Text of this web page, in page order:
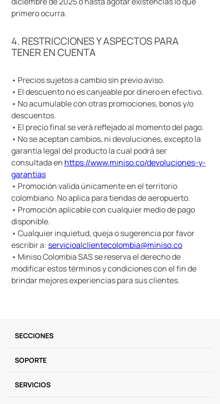
primero ocurra.
4. RESTRICCIONES Y ASPECTOS PARA
TENER EN CUENTA
• Precios sujetos a cambio sin previo aviso.
• El descuento no es canjeable por dinero en efectivo.
• No acumulable con otras promociones, bonos y/o
descuentos.
• El precio final se verá reflejado al momento del pago.
• No se aceptan cambios, ni devoluciones, excepto la
garantía legal del producto la cual podrá ser
consultada en https://www.miniso.co/devoluciones-y-
garantias
• Promoción valida únicamente en el territorio
colombiano. No aplica para tiendas de aeropuerto.
• Promoción aplicable con cualquier medio de pago
disponible.
• Cualquier inquietud, queja o sugerencia por favor
escribir a: servicioalclientecolombia@miniso.co
• Miniso Colombia SAS se reserva el derecho de
modificar estos términos y condiciones con el fin de
brindar mejores experiencias para sus clientes.
SECCIONES
SOPORTE
SERVICIOS